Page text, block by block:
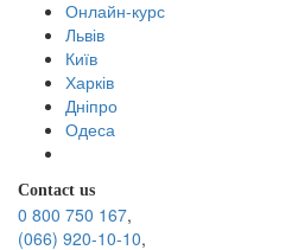
Онлайн-курс
Львів
Київ
Харків
Дніпро
Одеса
Contact us
0 800 750 167,
(066) 920-10-10,